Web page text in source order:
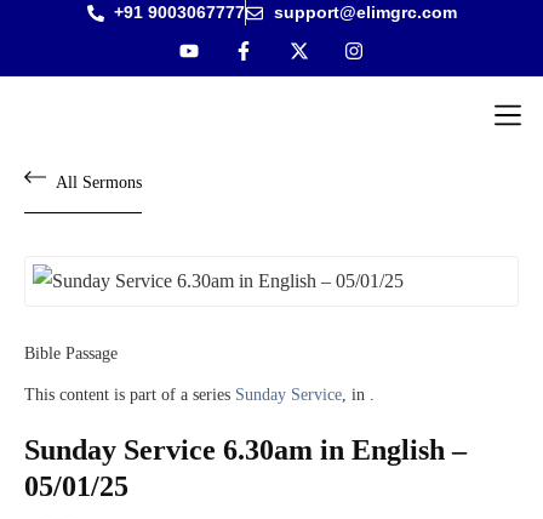
+91 9003067777 support@elimgrc.com
All Sermons
Bible Passage
This content is part of a series Sunday Service , in .
Sunday Service 6.30am in English –
05/01/25